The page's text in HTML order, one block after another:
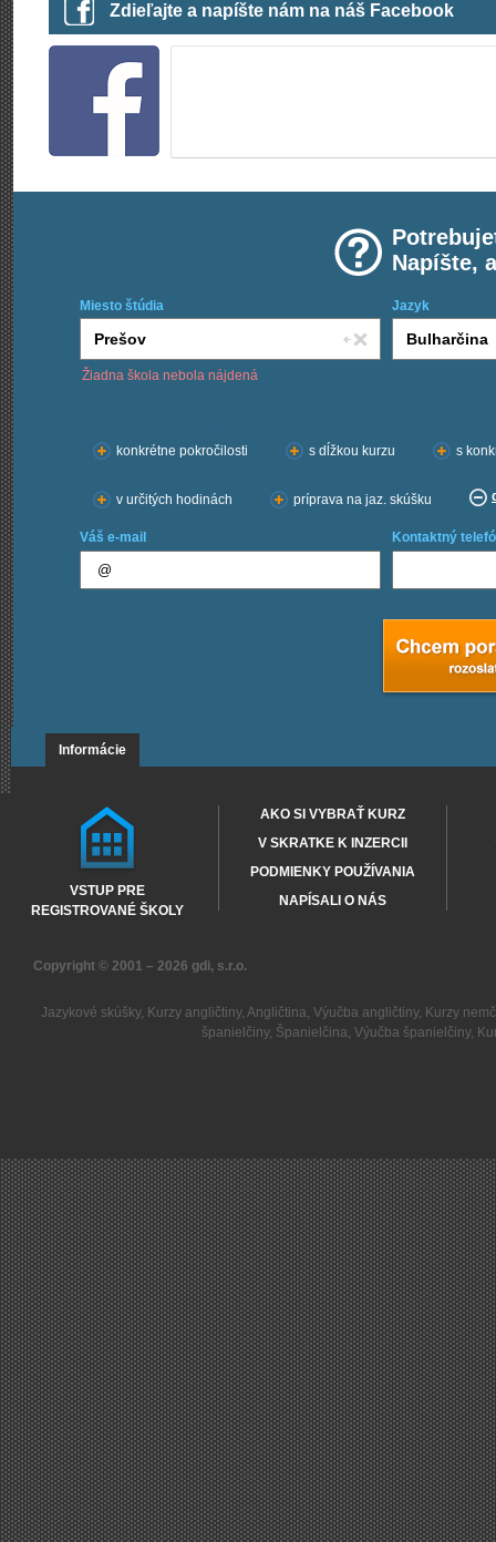
Zdieľajte a napíšte nám na náš Facebook
Napíšte,
Miesto štúdia Jazyk
Žiadna škola nebola nájdená
konkrétne pokročilosti
s dĺžkou kurzu s
v určitých hodinách príprava na jaz. skúšku
Váš e-mail Kontaktný
Informácie
VSTUP PRE
REGISTROVANÉ ŠKOLY
AKO SI VYBRAŤ KURZ
V SKRATKE K INZERCII
PODMIENKY POUŽÍVANIA
NAPÍSALI O NÁS
Copyright © 2001 – 2026 gdi, s.r.o.
Jazykové skúšky, Kurzy angličtiny, Angličtina, Výučba angličtiny, Kurzy
španielčiny, Španielčina, Výučba španielčiny,